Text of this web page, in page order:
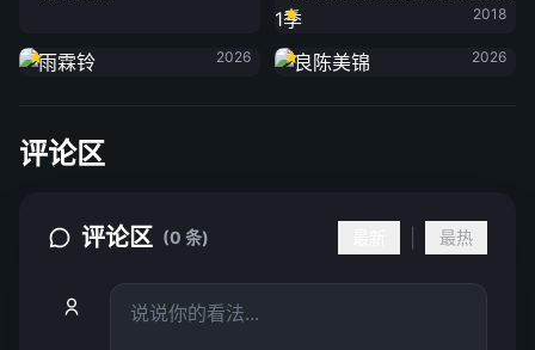
2018
2026
良陈美锦
2026
评论区
评论区 (0 条) 最热